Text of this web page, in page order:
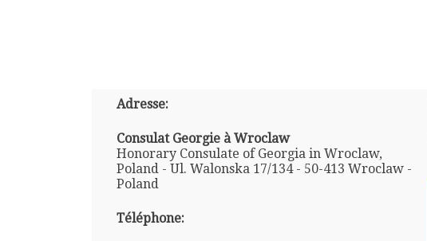
Adresse:
Consulat Georgie à Wroclaw
Honorary Consulate of Georgia in Wroclaw,
Poland - Ul. Walonska 17/134 - 50-413 Wroclaw -
Poland
Téléphone: